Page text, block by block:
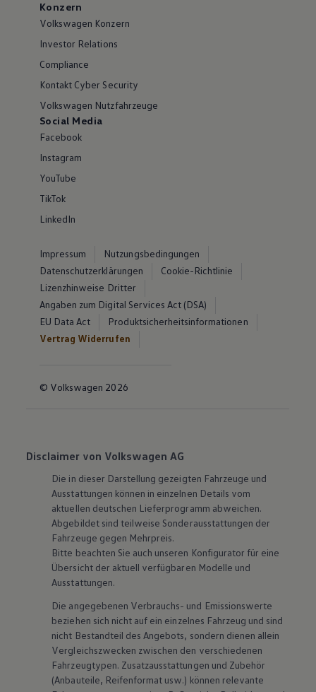
Konzern
Volkswagen Konzern
Investor Relations
Compliance
Kontakt Cyber Security
Volkswagen Nutzfahrzeuge
Social Media
Facebook
Instagram
YouTube
TikTok
LinkedIn
Impressum
Nutzungsbedingungen
Datenschutzerklärungen
Cookie-Richtlinie
Lizenzhinweise Dritter
Angaben zum Digital Services Act (DSA)
EU Data Act
Produktsicherheitsinformationen
Vertrag Widerrufen
© Volkswagen 2026
Disclaimer von Volkswagen AG
Die in dieser Darstellung gezeigten Fahrzeuge und
Ausstattungen können in einzelnen Details vom
aktuellen deutschen Lieferprogramm abweichen.
Abgebildet sind teilweise Sonderausstattungen der
Fahrzeuge gegen Mehrpreis.
Bitte beachten Sie auch unseren Konfigurator für eine
Übersicht der aktuell verfügbaren Modelle und
Ausstattungen.
Die angegebenen Verbrauchs- und Emissionswerte
beziehen sich nicht auf ein einzelnes Fahrzeug und sind
nicht Bestandteil des Angebots, sondern dienen allein
Vergleichszwecken zwischen den verschiedenen
Fahrzeugtypen. Zusatzausstattungen und Zubehör
(Anbauteile, Reifenformat usw.) können relevante